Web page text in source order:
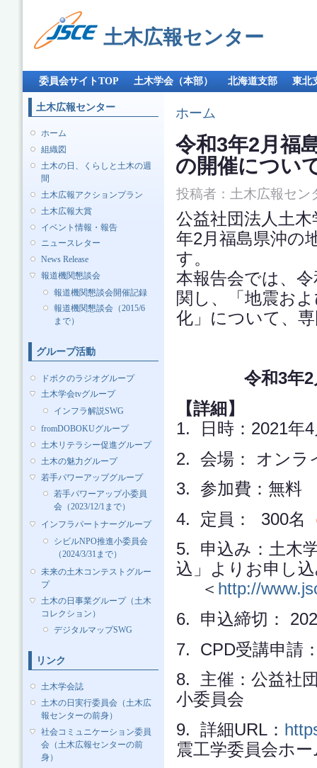
テ
動
土木広報センター
メインメニュー
委員会サイトTOP 土木学会（本部） 北海道支部 東北
土木広報センター
ホーム
組織図
土木の日、くらしと土木の週
間
土木広報アクションプラン
土木広報大賞
イベント情報・報告
ニュースレター
News Release
報道機関懇談会
報道機関懇談会開催記録
報道機関懇談会（2015/6
まで）
グループ活動
ドボクのラジオグループ
土木学会tvグループ
インフラ解説SWG
fromDOBOKUグループ
土木リテラシー促進グループ
土木の魅力グループ
若手パワーアップグループ
若手パワーアップ小委員
会（2023/12/1まで）
インフラパートナーグループ
シビルNPO推進小委員会
（2024/3/31まで）
未来の土木コンテストグルー
プ
土木の日事業グループ（土木
コレクション）
デジタルマップSWG
リンク
土木学会誌
土木の日実行委員会（土木広
報センターの前身）
社会コミュニケーション委員
会（土木広報センターの前
身）
現在地
ホーム
令和3年2月福
の開催につい
投稿者： 土木広報セン
公益社団法人土
年2月福島県沖の
す。
本報告会では、
関し、「地震お
化」について、
令和3年
【詳細】
1. 日時：2021年
2. 会場： オン
3. 参加費：無
4. 定員： 300名
5. 申込み：土木
込」よりお申し
＜ http://
6. 申込締切：
7. CPD受講申請
8. 主催：公益社
小委員会
9. 詳細URL：
震工学委員会ホ